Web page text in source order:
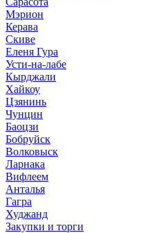
Мэрион
Керава
Скиве
Еленя Гура
Усти-на-лабе
Кырджали
Хайкоу
Цзянинь
Чунцин
Баоцзи
Бобруйск
Волковыск
Ларнака
Вифлеем
Анталья
Гагра
Худжанд
Закупки и торги